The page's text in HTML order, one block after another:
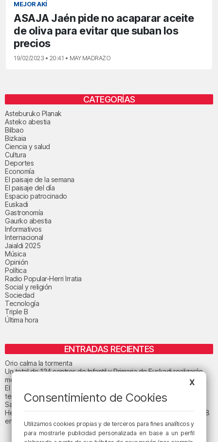
MEJOR AKÍ
ASAJA Jaén pide no acaparar aceite
de oliva para evitar que suban los
precios
19/02/2023 • 20:41 • MAY MADRAZO
CATEGORÍAS
Asteburuko Planak
Asteko abestia
Bilbao
Bizkaia
Ciencia y salud
Cultura
Deportes
Economía
El paisaje de la semana
El paisaje del día
Espacio patrocinado
Euskadi
Gastronomía
Gaurko abestia
Informativos
Internacional
Jaialdi 2025
Música
Opinión
Política
Radio Popular-Herri Irratia
Social y religión
Sociedad
Tecnología
Triple B
Última hora
ENTRADAS RECIENTES
Orio calma la tormenta
Un total de 124 centros de Infantil y Primaria de Euskadi realizarán
mejoras con una inversión de 19,3 millones
El tiempo este viernes en Bizkaia: subida notable de las
temperaturas máximas
San Juan de Gaztelugatxe cerrará el día del eclipse
Heridas dos personas en un accidente entre tres vehículos en la A8
en Muskiz
X
Consentimiento de Cookies
Utilizamos cookies propias y de terceros para fines analíticos y
para mostrarle publicidad personalizada en base a un perfil